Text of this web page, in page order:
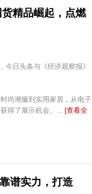
精品崛起，点燃
日头条与《经济观察报》
尚潮服到实用家居，从电子
得了展示机会。... [查看全
谱实力，打造